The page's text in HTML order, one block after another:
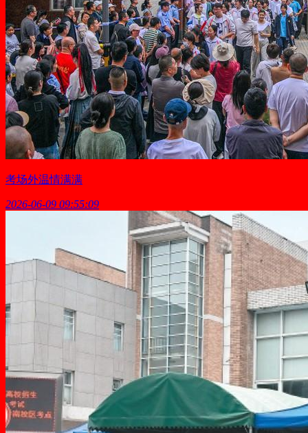
考场外温情满满
2026-06-09 09:55:09